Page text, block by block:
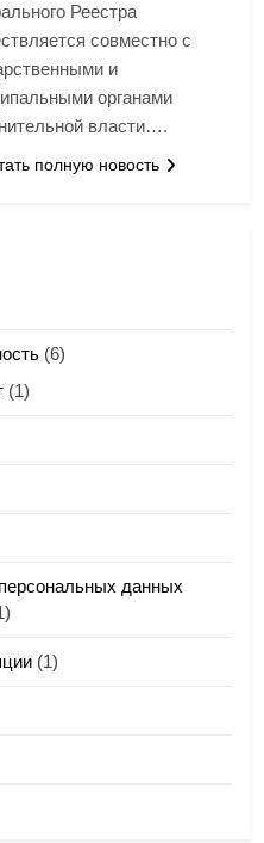
Реестра
совместно с
и
органами
власти….
полную новость
(6)
(1)
данных
(1)